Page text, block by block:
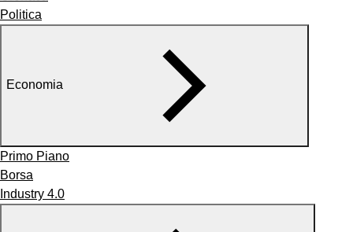
Politica
Economia
Primo Piano
Borsa
Industry 4.0